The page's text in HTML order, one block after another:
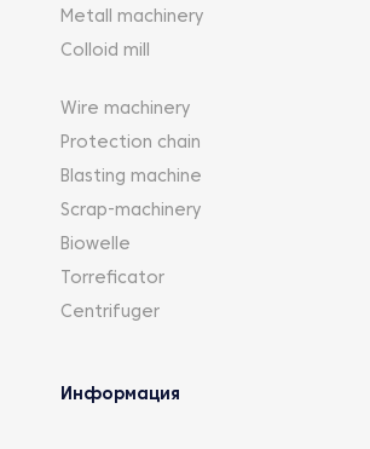
Metall machinery
Colloid mill
Wire machinery
Protection chain
Blasting machine
Scrap-machinery
Biowelle
Torreficator
Centrifuger
Информация